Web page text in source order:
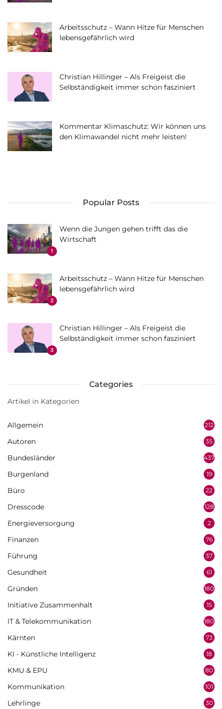
Arbeitsschutz – Wann Hitze für Menschen
lebensgefährlich wird
Christian Hillinger – Als Freigeist die
Selbständigkeit immer schon fasziniert
Kommentar Klimaschutz: Wir können uns
den Klimawandel nicht mehr leisten!
Popular Posts
1
Wenn die Jungen gehen trifft das die
Wirtschaft
2
Arbeitsschutz – Wann Hitze für Menschen
lebensgefährlich wird
3
Christian Hillinger – Als Freigeist die
Selbständigkeit immer schon fasziniert
Categories
Artikel in Kategorien
Allgemein 212
Autoren 35
Bundesländer 437
Burgenland 19
Büro 22
Dresscode 128
Energieversorgung 2
Finanzen 76
Führung 37
Gesundheit 61
Gründen 180
Initiative Zusammenhalt 15
IT & Telekommunikation 180
Kärnten 73
KI - Künstliche Intelligenz 18
KMU & EPU 80
Kommunikation 101
Lehrlinge 30